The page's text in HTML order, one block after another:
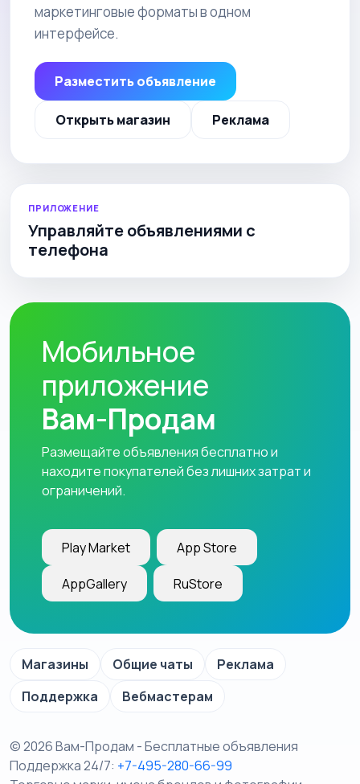
маркетинговые форматы в одном
интерфейсе.
Разместить объявление
Открыть магазин Реклама
ПРИЛОЖЕНИЕ
Управляйте объявлениями с
телефона
Мобильное
приложение
Вам-Продам
Размещайте объявления бесплатно и
находите покупателей без лишних затрат и
ограничений.
Play Market App Store
AppGallery RuStore
Магазины Общие чаты
Реклама
Поддержка
Вебмастерам
© 2026 Вам-Продам - Бесплатные объявления
Поддержка 24/7: +7-495-280-66-99